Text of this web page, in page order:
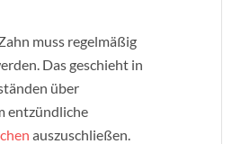
muss regelmäßig
Das geschieht in
über
entzündliche
auszuschließen.